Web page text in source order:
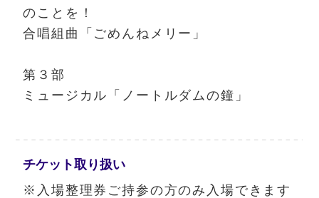
のことを！
合唱組曲「ごめんねメリー」
第３部
ミュージカル「ノートルダムの鐘」
チケット取り扱い
※入場整理券ご持参の方のみ入場できます